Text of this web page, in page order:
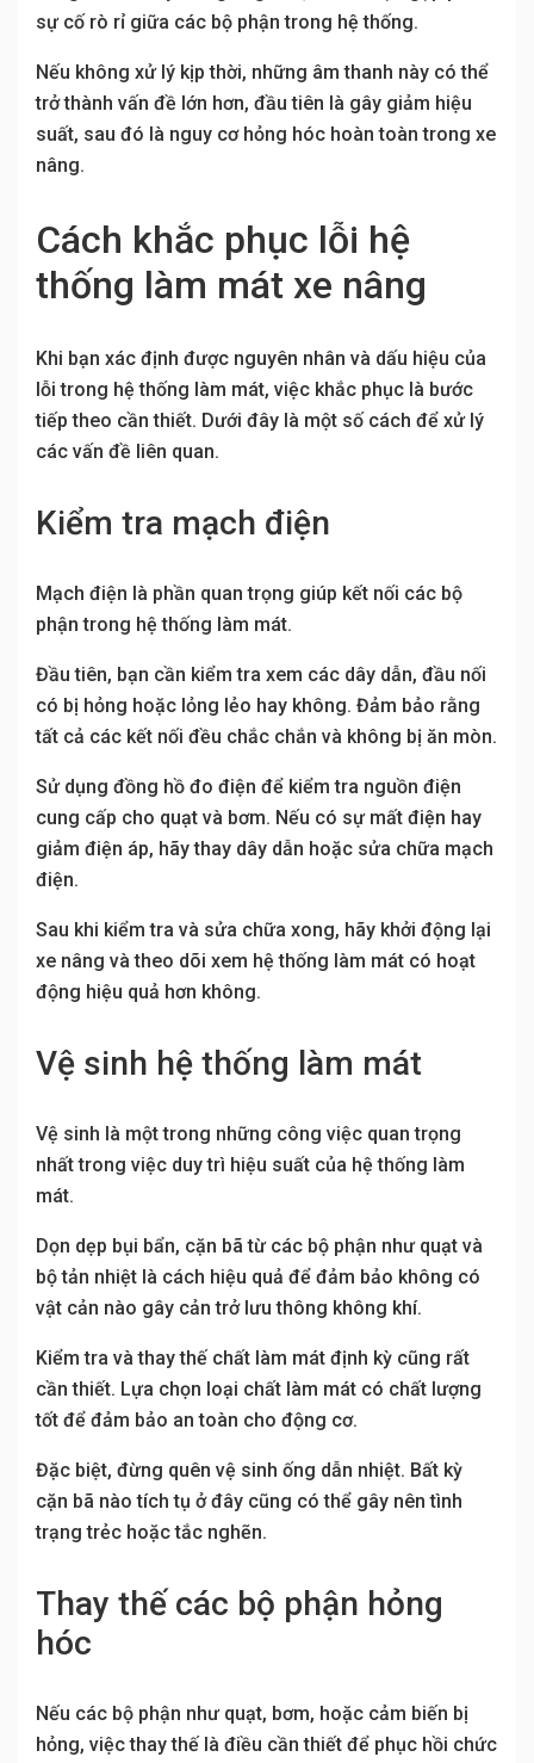
sự cố rò rỉ giữa các bộ phận trong hệ thống.
Nếu không xử lý kịp thời, những âm thanh này có thể
trở thành vấn đề lớn hơn, đầu tiên là gây giảm hiệu
suất, sau đó là nguy cơ hỏng hóc hoàn toàn trong xe
nâng.
Cách khắc phục lỗi hệ
thống làm mát xe nâng
Khi bạn xác định được nguyên nhân và dấu hiệu của
lỗi trong hệ thống làm mát, việc khắc phục là bước
tiếp theo cần thiết. Dưới đây là một số cách để xử lý
các vấn đề liên quan.
Kiểm tra mạch điện
Mạch điện là phần quan trọng giúp kết nối các bộ
phận trong hệ thống làm mát.
Đầu tiên, bạn cần kiểm tra xem các dây dẫn, đầu nối
có bị hỏng hoặc lỏng lẻo hay không. Đảm bảo rằng
tất cả các kết nối đều chắc chắn và không bị ăn mòn.
Sử dụng đồng hồ đo điện để kiểm tra nguồn điện
cung cấp cho quạt và bơm. Nếu có sự mất điện hay
giảm điện áp, hãy thay dây dẫn hoặc sửa chữa mạch
điện.
Sau khi kiểm tra và sửa chữa xong, hãy khởi động lại
xe nâng và theo dõi xem hệ thống làm mát có hoạt
động hiệu quả hơn không.
Vệ sinh hệ thống làm mát
Vệ sinh là một trong những công việc quan trọng
nhất trong việc duy trì hiệu suất của hệ thống làm
mát.
Dọn dẹp bụi bẩn, cặn bã từ các bộ phận như quạt và
bộ tản nhiệt là cách hiệu quả để đảm bảo không có
vật cản nào gây cản trở lưu thông không khí.
Kiểm tra và thay thế chất làm mát định kỳ cũng rất
cần thiết. Lựa chọn loại chất làm mát có chất lượng
tốt để đảm bảo an toàn cho động cơ.
Đặc biệt, đừng quên vệ sinh ống dẫn nhiệt. Bất kỳ
cặn bã nào tích tụ ở đây cũng có thể gây nên tình
trạng trẻc hoặc tắc nghẽn.
Thay thế các bộ phận hỏng
hóc
Nếu các bộ phận như quạt, bơm, hoặc cảm biến bị
hỏng, việc thay thế là điều cần thiết để phục hồi chức